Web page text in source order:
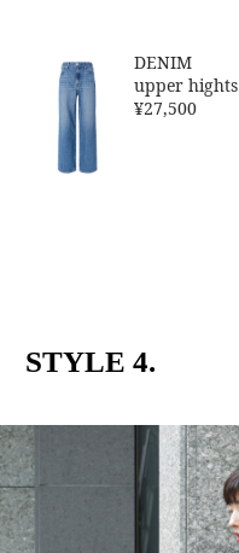
DENIM
upper hights
¥27,500
STYLE 4.